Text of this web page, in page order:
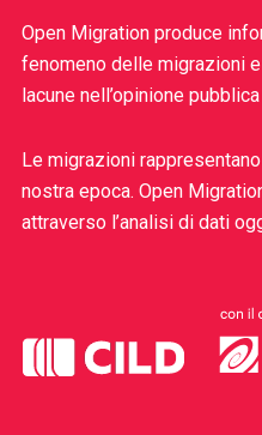
Open Migration produce
fenomeno delle migrazioni
lacune nell’opinione
Le migrazioni
nostra epoca. Open
attraverso l’analisi di dati